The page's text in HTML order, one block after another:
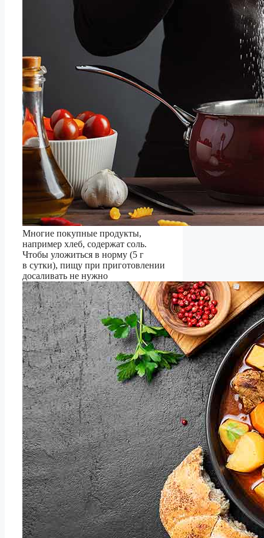
Многие покупные продукты,
например хлеб, содержат соль.
Чтобы уложиться в норму (5 г
в сутки), пищу при приготовлении
досаливать не нужно